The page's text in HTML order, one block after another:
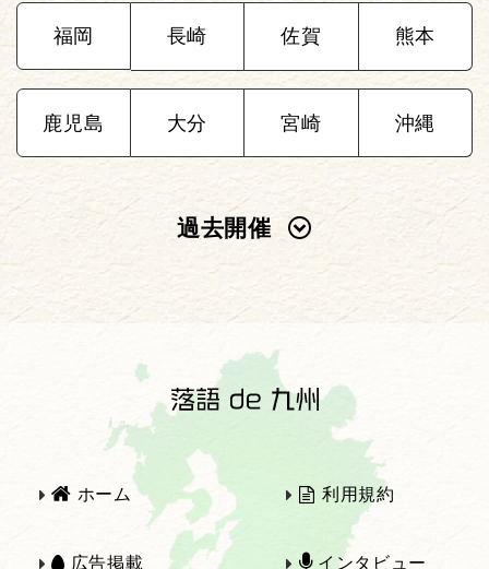
福岡 長崎 佐賀 熊本
鹿児島 大分 宮崎 沖縄
過去開催
2022年
2021年 2020年
2019年 2018年
ホーム 利用規約
広告掲載 インタビュー